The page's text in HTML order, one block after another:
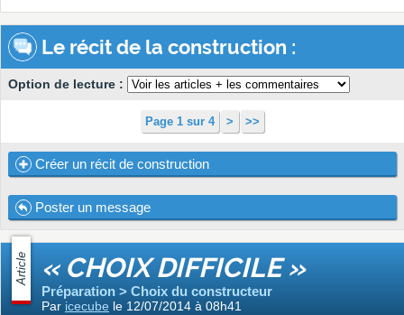
Le récit de la construction :
Option de lecture :
Page 1 sur 4 > >>
Créer un récit de construction
Poster un message
Article « CHOIX DIFFICILE »
Préparation > Choix du constructeur
Par icecube le 12/07/2014 à 08h41